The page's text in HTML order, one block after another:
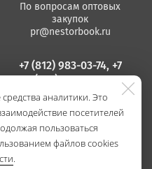
По вопросам оптовых
закупок
pr@nestorbook.ru
+7 (812) 983-03-74, +7
(812) 235 15 86
По вопросам издания
книг
(по будням с 10:00 до
17:00)
аналитики. Это
посетителей
пользоваться
файлов cookies
.